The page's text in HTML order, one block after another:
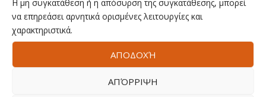
Η μη συγκατάθεση ή η απόσυρση της συγκατάθεσης, μπορεί
να επηρεάσει αρνητικά ορισμένες λειτουργίες και
χαρακτηριστικά.
ΑΠΟΔΟΧΉ
ΑΠΌΡΡΙΨΗ